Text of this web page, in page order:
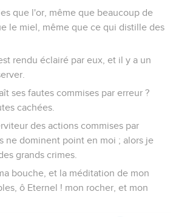
que l'or, même que beaucoup de
le miel, même que ce qui distille des
rendu éclairé par eux, et il y a un
ses fautes commises par erreur ?
cachées.
des actions commises par
ne dominent point en moi ; alors je
grands crimes.
bouche, et la méditation de mon
ô Eternel ! mon rocher, et mon